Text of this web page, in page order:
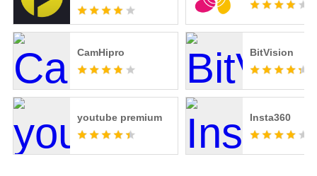
CamHipro BitVision
youtube premium Insta360